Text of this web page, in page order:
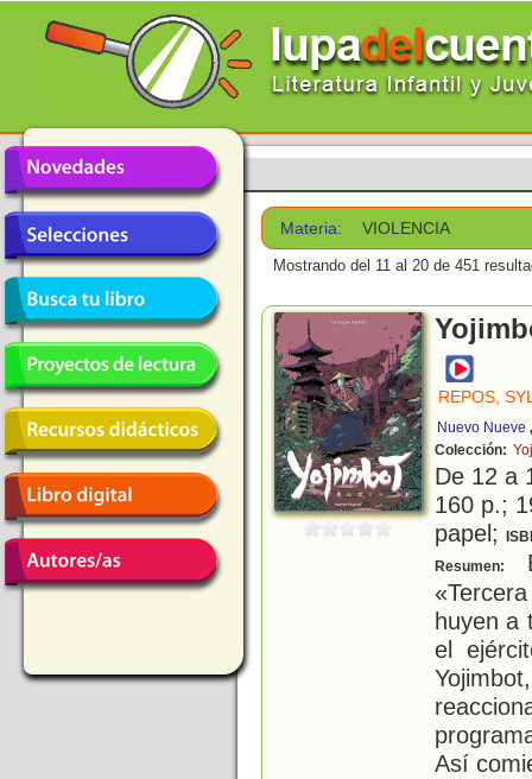
Materia: VIOLENCIA
Mostrando del 11 al 20 de 451
REPOS,
Nuevo Nueve
Colección:
De 12 a
160 p.;
papel;
Resumen:
huyen a
el
Así